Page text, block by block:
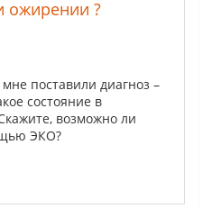
?
поставили диагноз –
состояние в
возможно ли
ЭКО?